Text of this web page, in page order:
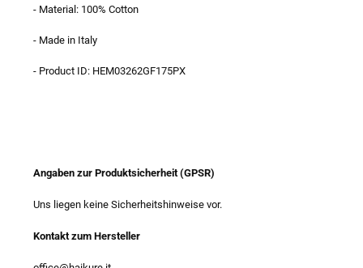
- Material: 100% Cotton
- Made in Italy
- Product ID: HEM03262GF175PX
Angaben zur Produktsicherheit (GPSR)
Uns liegen keine Sicherheitshinweise vor.
Kontakt zum Hersteller